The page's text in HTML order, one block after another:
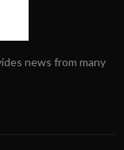
news from many